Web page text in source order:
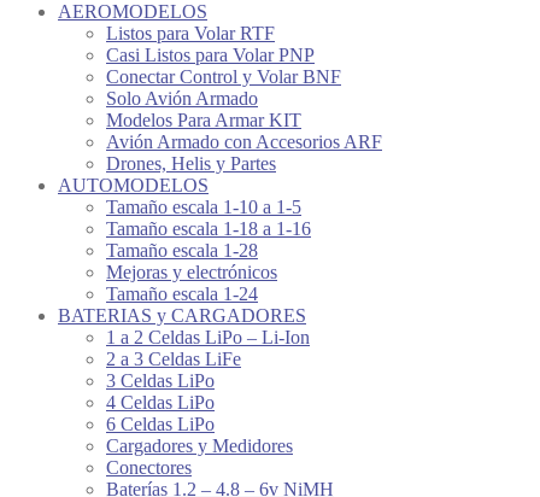
AEROMODELOS
Listos para Volar RTF
Casi Listos para Volar PNP
Conectar Control y Volar BNF
Solo Avión Armado
Modelos Para Armar KIT
Avión Armado con Accesorios ARF
Drones, Helis y Partes
AUTOMODELOS
Tamaño escala 1-10 a 1-5
Tamaño escala 1-18 a 1-16
Tamaño escala 1-28
Mejoras y electrónicos
Tamaño escala 1-24
BATERIAS y CARGADORES
1 a 2 Celdas LiPo – Li-Ion
2 a 3 Celdas LiFe
3 Celdas LiPo
4 Celdas LiPo
6 Celdas LiPo
Cargadores y Medidores
Conectores
Baterías 1.2 – 4.8 – 6v NiMH